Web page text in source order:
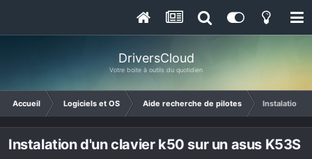
DriversCloud
Votre boite à outils du quotidien
Accueil Logiciels et OS Aide recherche de pilotes Instalation
Instalation d'un clavier k50 sur un asus K53S